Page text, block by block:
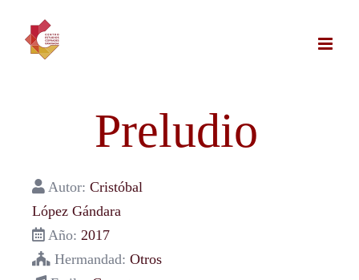
contenido
Preludio
Autor: Cristóbal
López Gándara
Año: 2017
Hermandad: Otros